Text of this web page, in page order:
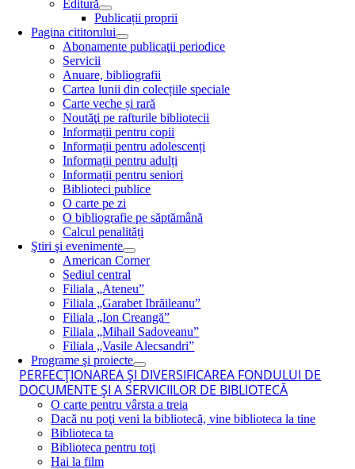
Editură
Publicații proprii
Pagina cititorului
Abonamente publicaţii periodice
Servicii
Anuare, bibliografii
Cartea lunii din colecțiile speciale
Carte veche și rară
Noutăţi pe rafturile bibliotecii
Informații pentru copii
Informații pentru adolescenți
Informații pentru adulți
Informații pentru seniori
Biblioteci publice
O carte pe zi
O bibliografie pe săptămână
Calcul penalități
Ştiri şi evenimente
American Corner
Sediul central
Filiala „Ateneu”
Filiala „Garabet Ibrăileanu”
Filiala „Ion Creangă”
Filiala „Mihail Sadoveanu”
Filiala „Vasile Alecsandri”
Programe şi proiecte
PERFECŢIONAREA ŞI DIVERSIFICAREA FONDULUI DE
DOCUMENTE ŞI A SERVICIILOR DE BIBLIOTECĂ
O carte pentru vârsta a treia
Dacă nu poţi veni la bibliotecă, vine biblioteca la tine
Biblioteca ta
Biblioteca pentru toţi
Hai la film